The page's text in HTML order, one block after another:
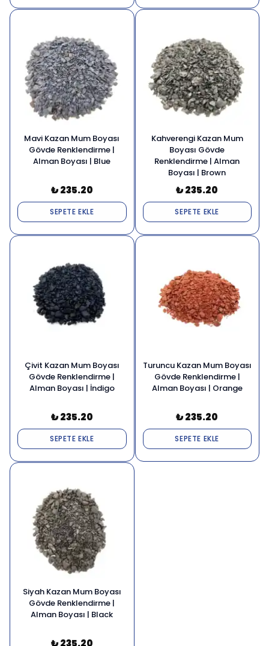
Mavi Kazan Mum Boyası
Gövde Renklendirme |
Alman Boyası | Blue
₺ 235.20
SEPETE EKLE
Kahverengi Kazan Mum
Boyası Gövde
Renklendirme | Alman
Boyası | Brown
₺ 235.20
SEPETE EKLE
Çivit Kazan Mum Boyası
Gövde Renklendirme |
Alman Boyası | İndigo
₺ 235.20
SEPETE EKLE
Turuncu Kazan Mum Boyası
Gövde Renklendirme |
Alman Boyası | Orange
₺ 235.20
SEPETE EKLE
Siyah Kazan Mum Boyası
Gövde Renklendirme |
Alman Boyası | Black
₺ 235.20